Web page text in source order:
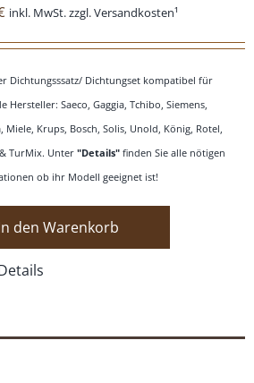
inkl. MwSt. zzgl. Versandkosten¹
Dichtungsssatz/ Dichtungset kompatibel für
Hersteller: Saeco, Gaggia, Tchibo, Siemens,
Miele, Krups, Bosch, Solis, Unold, König, Rotel,
TurMix. Unter "Details"finden Sie alle nötigen
ob ihr Modell geeignet ist!
den Warenkorb